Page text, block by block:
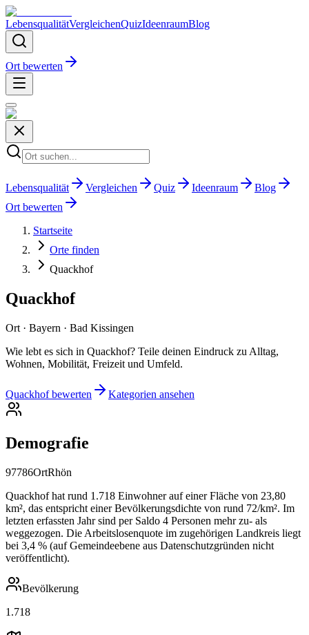
LebensqualitätVergleichenQuizIdeenraumBlog
Ort bewerten
Lebensqualität Vergleichen Quiz Ideenraum
Blog
Ort bewerten
Startseite
Orte finden
Quackhof
Quackhof
Ort · Bayern · Bad Kissingen
Wie lebt es sich in Quackhof? Teile deinen Eindruck zu Alltag,
Wohnen, Mobilität, Freizeit und Umfeld.
Quackhof bewerten Kategorien ansehen
Demografie
97786OrtRhön
Quackhof hat rund 1.718 Einwohner auf einer Fläche von 23,80
km², das entspricht einer Bevölkerungsdichte von rund 72/km². Im
letzten erfassten Jahr sind per Saldo 4 Personen mehr zu- als
weggezogen. Die Arbeitslosenquote im zugehörigen Landkreis liegt
bei 3,4 % (auf Gemeindeebene aus Datenschutzgründen nicht
veröffentlicht).
Bevölkerung
1.718